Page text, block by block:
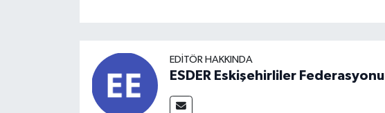
EDITÖR HAKKINDA
ESDER Eskişehirliler Federasyonu